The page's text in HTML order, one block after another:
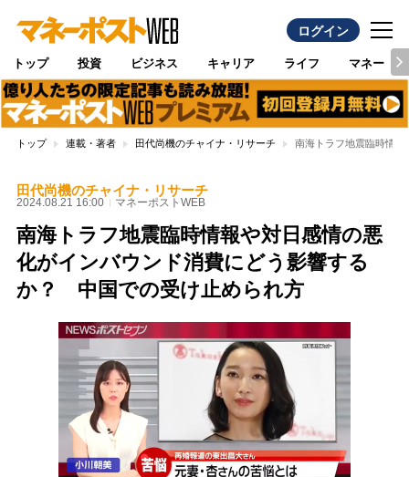
ログイン
トップ 投資 ビジネス キャリア ライフ マネー
トップ 連載・著者 田代尚機のチャイナ・リサーチ 南海トラフ地震臨時情
田代尚機のチャイナ・リサーチ
2024.08.21 16:00 マネーポストWEB
南海トラフ地震臨時情報や対日感情の悪
化がインバウンド消費にどう影響する
か？ 中国での受け止められ方